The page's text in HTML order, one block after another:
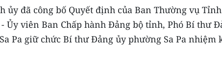
ủy đã công bố Quyết định của Ban Thường vụ
Ủy viên Ban Chấp hành Đảng bộ tỉnh, Phó Bí thư
Pa giữ chức Bí thư Đảng ủy phường Sa Pa nhiệm